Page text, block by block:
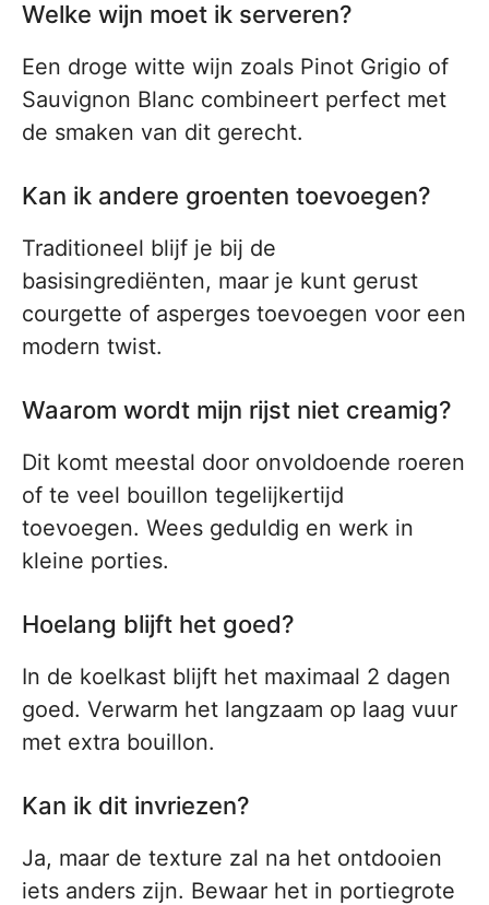
Welke wijn moet ik serveren?
Een droge witte wijn zoals Pinot Grigio of
Sauvignon Blanc combineert perfect met
de smaken van dit gerecht.
Kan ik andere groenten toevoegen?
Traditioneel blijf je bij de
basisingrediënten, maar je kunt gerust
courgette of asperges toevoegen voor een
modern twist.
Waarom wordt mijn rijst niet creamig?
Dit komt meestal door onvoldoende roeren
of te veel bouillon tegelijkertijd
toevoegen. Wees geduldig en werk in
kleine porties.
Hoelang blijft het goed?
In de koelkast blijft het maximaal 2 dagen
goed. Verwarm het langzaam op laag vuur
met extra bouillon.
Kan ik dit invriezen?
Ja, maar de texture zal na het ontdooien
iets anders zijn. Bewaar het in portiegrote